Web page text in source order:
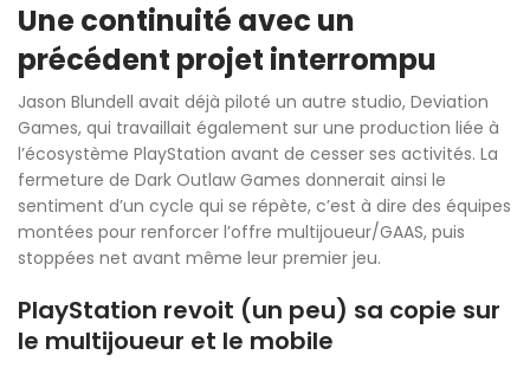
Une continuité avec un
précédent projet interrompu
Jason Blundell avait déjà piloté un autre studio, Deviation
Games, qui travaillait également sur une production liée à
l’écosystème PlayStation avant de cesser ses activités. La
fermeture de Dark Outlaw Games donnerait ainsi le
sentiment d’un cycle qui se répète, c’est à dire des équipes
montées pour renforcer l’offre multijoueur/GAAS, puis
stoppées net avant même leur premier jeu.
PlayStation revoit (un peu) sa copie sur
le multijoueur et le mobile